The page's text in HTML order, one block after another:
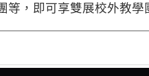
，即可享雙展校外教學